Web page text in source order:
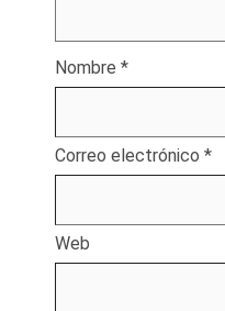
Nombre *
Correo electrónico *
Web